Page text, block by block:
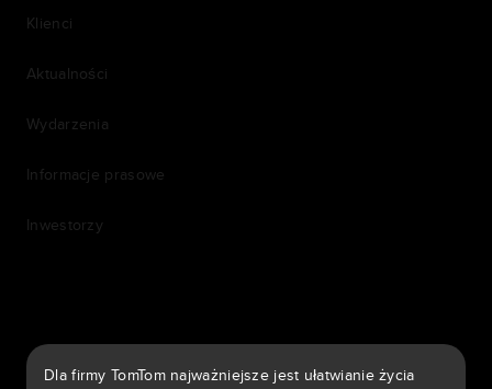
Klienci
Aktualności
Wydarzenia
Informacje prasowe
Inwestorzy
9th item of footer
Dla firmy TomTom najważniejsze jest ułatwianie życia